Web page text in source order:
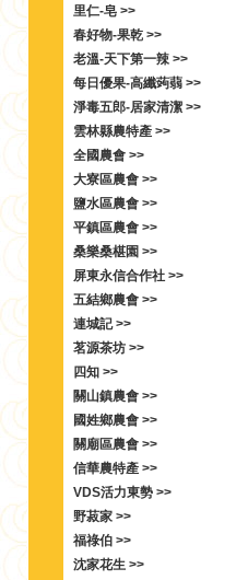
里仁-皂 >>
春好物-果乾 >>
老溫-天下第一辣 >>
每日優果-高纖蒟蒻 >>
淨毒五郎-居家清潔 >>
雲林縣農特產 >>
全國農會 >>
大寮區農會 >>
鹽水區農會 >>
平鎮區農會 >>
桑樂桑椹園 >>
屏東永信合作社 >>
五結鄉農會 >>
連城記 >>
茗源茶坊 >>
四知 >>
關山鎮農會 >>
國姓鄉農會 >>
關廟區農會 >>
信華農特產 >>
VDS活力東勢 >>
野菽家 >>
福祿伯 >>
沈家花生 >>